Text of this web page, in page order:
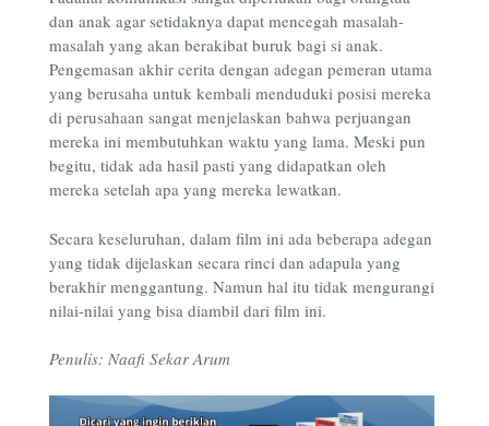
dan anak agar setidaknya dapat mencegah masalah-
masalah yang akan berakibat buruk bagi si anak.
Pengemasan akhir cerita dengan adegan pemeran utama
yang berusaha untuk kembali menduduki posisi mereka
di perusahaan sangat menjelaskan bahwa perjuangan
mereka ini membutuhkan waktu yang lama. Meski pun
begitu, tidak ada hasil pasti yang didapatkan oleh
mereka setelah apa yang mereka lewatkan.
Secara keseluruhan, dalam film ini ada beberapa adegan
yang tidak dijelaskan secara rinci dan adapula yang
berakhir menggantung. Namun hal itu tidak mengurangi
nilai-nilai yang bisa diambil dari film ini.
Penulis: Naafi Sekar Arum